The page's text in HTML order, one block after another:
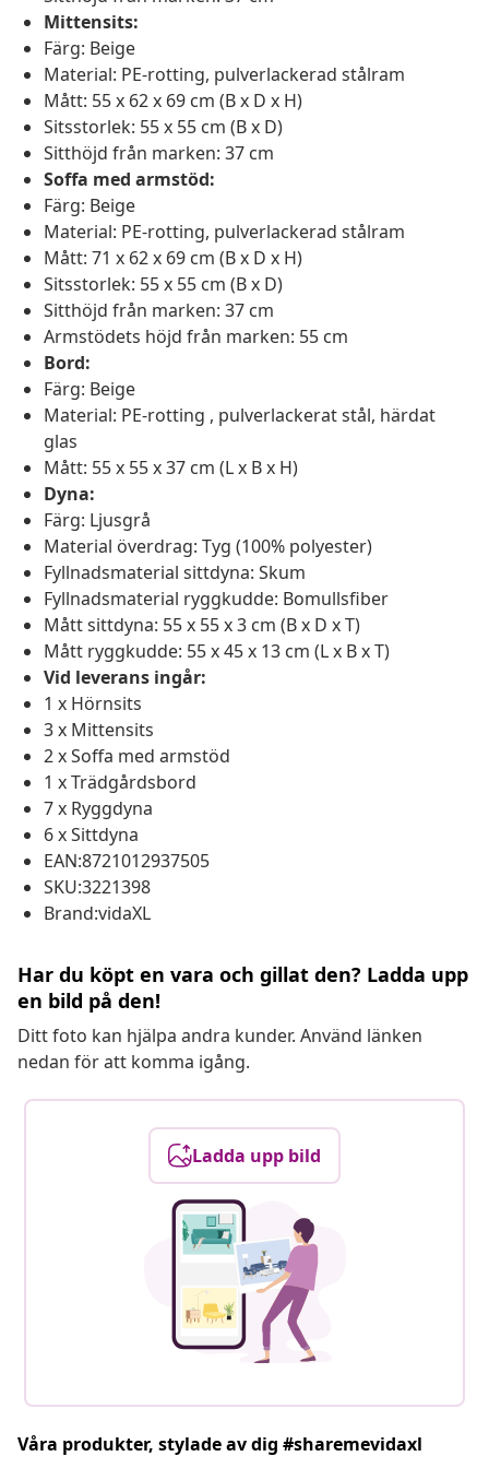
Mittensits:
Färg: Beige
Material: PE-rotting, pulverlackerad stålram
Mått: 55 x 62 x 69 cm (B x D x H)
Sitsstorlek: 55 x 55 cm (B x D)
Sitthöjd från marken: 37 cm
Soffa med armstöd:
Färg: Beige
Material: PE-rotting, pulverlackerad stålram
Mått: 71 x 62 x 69 cm (B x D x H)
Sitsstorlek: 55 x 55 cm (B x D)
Sitthöjd från marken: 37 cm
Armstödets höjd från marken: 55 cm
Bord:
Färg: Beige
Material: PE-rotting , pulverlackerat stål, härdat
glas
Mått: 55 x 55 x 37 cm (L x B x H)
Dyna:
Färg: Ljusgrå
Material överdrag: Tyg (100% polyester)
Fyllnadsmaterial sittdyna: Skum
Fyllnadsmaterial ryggkudde: Bomullsfiber
Mått sittdyna: 55 x 55 x 3 cm (B x D x T)
Mått ryggkudde: 55 x 45 x 13 cm (L x B x T)
Vid leverans ingår:
1 x Hörnsits
3 x Mittensits
2 x Soffa med armstöd
1 x Trädgårdsbord
7 x Ryggdyna
6 x Sittdyna
EAN:8721012937505
SKU:3221398
Brand:vidaXL
Har du köpt en vara och gillat den? Ladda upp
en bild på den!
Ditt foto kan hjälpa andra kunder. Använd länken
nedan för att komma igång.
Ladda upp bild
Våra produkter, stylade av dig #sharemevidaxl